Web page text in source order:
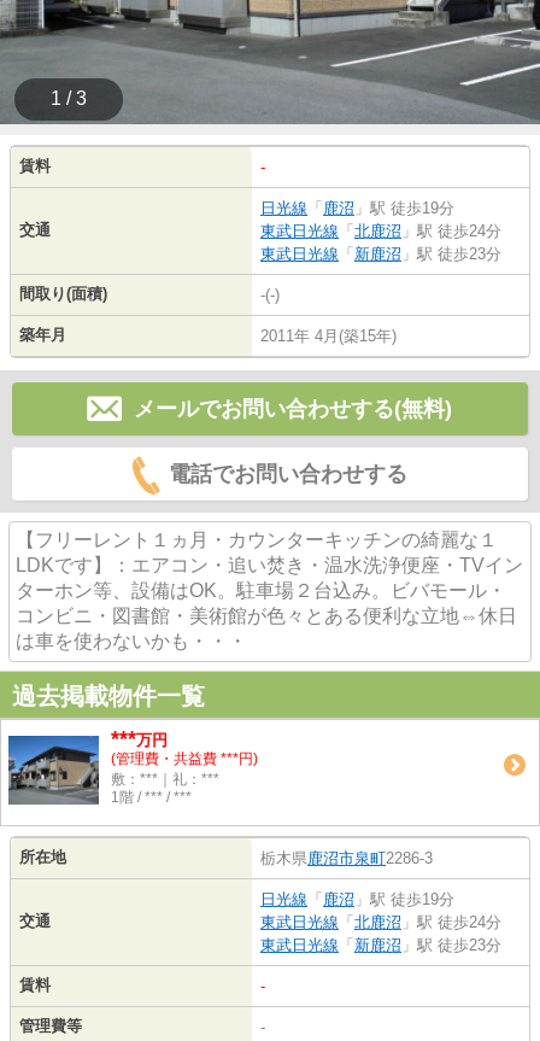
1 / 3
賃料 -
交通
日光線 「 鹿沼 」駅 徒歩19分
東武日光線 「 北鹿沼 」駅 徒歩24分
東武日光線 「 新鹿沼 」駅 徒歩23分
間取り(面積) -(-)
築年月 2011年 4月(築15年)
メールでお問い合わせする(無料)
電話でお問い合わせする
【フリーレント１ヵ月・カウンターキッチンの綺麗な１
LDKです】：エアコン・追い焚き・温水洗浄便座・TVイン
ターホン等、設備はOK。駐車場２台込み。ビバモール・
コンビニ・図書館・美術館が色々とある便利な立地⇔休日
は車を使わないかも・・・
過去掲載物件一覧
***万円
(管理費・共益費 ***円)
敷：***｜礼：***
1階 / *** / ***
所在地 栃木県鹿沼市泉町2286-3
交通
日光線 「 鹿沼 」駅 徒歩19分
東武日光線 「 北鹿沼 」駅 徒歩24分
東武日光線 「 新鹿沼 」駅 徒歩23分
賃料 -
管理費等 -